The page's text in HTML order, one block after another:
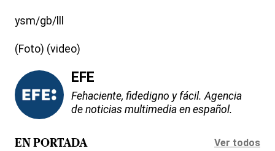
ysm/gb/lll
(Foto) (video)
EFE
Fehaciente, fidedigno y fácil. Agencia
de noticias multimedia en español.
EN PORTADA Ver todos